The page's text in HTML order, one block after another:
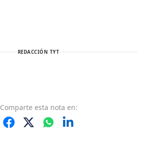
REDACCIÓN TYT
Comparte esta nota en: